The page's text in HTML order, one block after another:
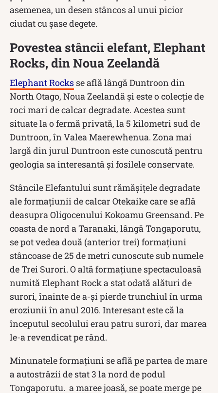
asemenea, un desen stâncos al unui picior
ciudat cu șase degete.
Povestea stâncii elefant, Elephant
Rocks, din Noua Zeelandă
Elephant Rocks se află lângă Duntroon din
North Otago, Noua Zeelandă și este o colecție de
roci mari de calcar degradate. Acestea sunt
situate la o fermă privată, la 5 kilometri sud de
Duntroon, în Valea Maerewhenua. Zona mai
largă din jurul Duntroon este cunoscută pentru
geologia sa interesantă și fosilele conservate.
Stâncile Elefantului sunt rămășițele degradate
ale formațiunii de calcar Otekaike care se află
deasupra Oligocenului Kokoamu Greensand. Pe
coasta de nord a Taranaki, lângă Tongaporutu,
se pot vedea două (anterior trei) formațiuni
stâncoase de 25 de metri cunoscute sub numele
de Trei Surori. O altă formațiune spectaculoasă
numită Elephant Rock a stat odată alături de
surori, înainte de a-și pierde trunchiul în urma
eroziunii în anul 2016. Interesant este că la
începutul secolului erau patru surori, dar marea
le-a revendicat pe rând.
Minunatele formațiuni se află pe partea de mare
a autostrăzii de stat 3 la nord de podul
Tongaporutu. a maree joasă, se poate merge pe